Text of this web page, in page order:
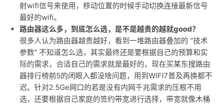
射wifi信号来使用，移动位置的时候手动切换连接最新信号
最好的wifi。
路由器这么多，到底怎么选，是不是越贵的越就good？
很多人认为路由器越贵越好，看到一堆路由器叠加的 “技术
参数“ 不知道怎么选，其实最终还是要根据自己的预算和实
际的需求，合适自己的需求就是最好的，现在买某东搜路由
器排行榜前5的闭眼入都没啥问题，用到WIFI7普及再换都不
迟。针对2.5Ge网口的若是没有内网千兆需求的压根不用
选，还要根据自己家庭的签约带宽进行选择，带宽就像木桶